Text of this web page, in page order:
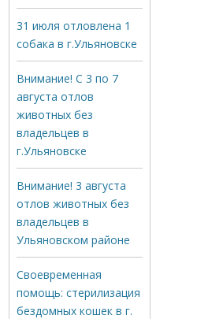
31 июля отловлена 1
собака в г.Ульяновске
Внимание! С 3 по 7
августа отлов
животных без
владельцев в
г.Ульяновске
Внимание! 3 августа
отлов животных без
владельцев в
Ульяновском районе
Своевременная
помощь: стерилизация
бездомных кошек в г.